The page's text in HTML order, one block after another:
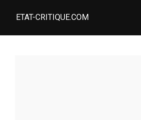
ETAT-CRITIQUE.COM